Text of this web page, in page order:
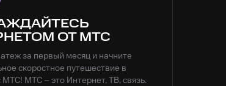
ОТ МТС
за первый месяц и начните
скоростное путешествие в
МТС! МТС – это Интернет, ТВ, связь.